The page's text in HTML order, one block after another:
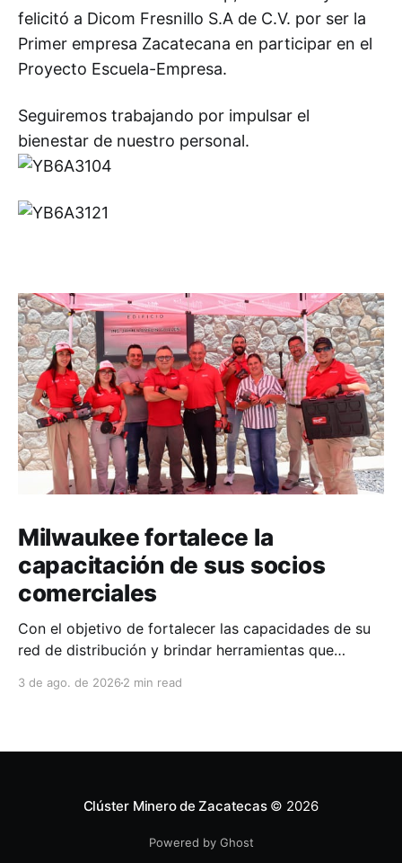
felicitó a Dicom Fresnillo S.A de C.V. por ser la
Primer empresa Zacatecana en participar en el
Proyecto Escuela-Empresa.
Seguiremos trabajando por impulsar el
bienestar de nuestro personal.
Milwaukee fortalece la
capacitación de sus socios
comerciales
Con el objetivo de fortalecer las capacidades de su
red de distribución y brindar herramientas que
técnico, Milwaukee llevó a cabo una capacitación
3 de ago. de 2026 2 min read
Clúster Minero de Zacatecas© 2026
Powered by Ghost